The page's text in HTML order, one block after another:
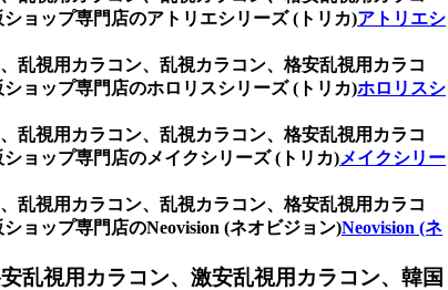
ョップ専門店のアトリエシリーズ (トリカ)アトリエシ
乱視用カラコン、乱視カラコン、格安乱視用カラコ
ョップ専門店のホロリスシリーズ (トリカ)ホロリスシ
乱視用カラコン、乱視カラコン、格安乱視用カラコ
ョップ専門店のメイクシリーズ (トリカ)メイクシリー
乱視用カラコン、乱視カラコン、格安乱視用カラコ
ョップ専門店のNeovision (ネオビジョン)Neovision (ネ
乱視用カラコン、激安乱視用カラコン、韓国